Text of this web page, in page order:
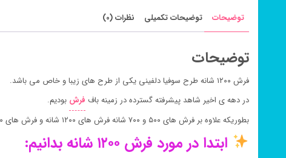
توضیحات توضیحات تکمیلی نظرات (0)
توضیحات
فرش ۱۲۰۰ شانه طرح سوفیا دلفینی یکی از طرح های زیبا و خاص می باشد.
در دهه ی اخیر شاهد پیشرفته گسترده در زمینه باف فرش بودیم.
بطوریکه علاوه بر فرش های ۵۰۰ و ۷۰۰ شانه فرش های ۱۲۰۰ شانه و فرش های ۱۵۰۰ شانه نیز روانه بازار شدند.
ابتدا در مورد فرش ۱۲۰۰ شانه بدانیم: